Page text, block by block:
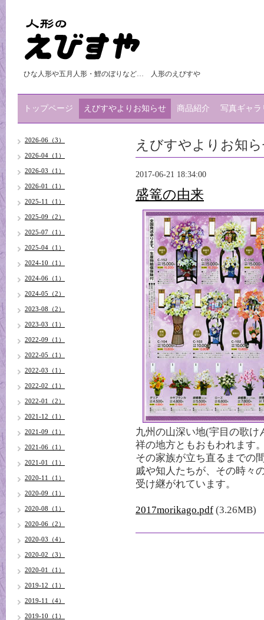
ひな人形や五月人形・鯉のぼりなど… 人形のえびすや
トップページ えびすやよりお知らせ 商品紹介 写真ギャラ
えびすやよりお知
2017-06-21 18:34:00
盛篭の由来
九州の山深い地(宇目の歌
祥の地方ともおもわれます
その家族が立ち直るまでの
戚や知人たちが、その時々
受け継がれています。
2017morikago.pdf (3.26MB)
2026-06（3）
2026-04（1）
2026-03（1）
2026-01（1）
2025-11（1）
2025-09（2）
2025-07（1）
2025-04（1）
2024-10（1）
2024-06（1）
2024-05（2）
2023-08（2）
2023-03（1）
2022-09（1）
2022-05（1）
2022-03（1）
2022-02（1）
2022-01（2）
2021-12（1）
2021-09（1）
2021-06（1）
2021-01（1）
2020-11（1）
2020-09（1）
2020-08（1）
2020-06（2）
2020-03（4）
2020-02（3）
2020-01（1）
2019-12（1）
2019-11（4）
2019-10（1）